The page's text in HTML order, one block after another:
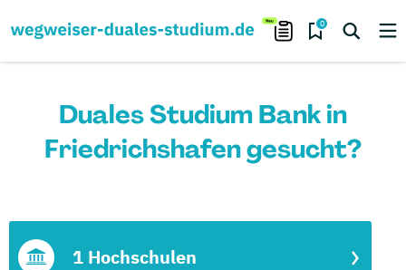
0
Duales Studium Bank in
Friedrichshafen gesucht?
1 Hochschulen